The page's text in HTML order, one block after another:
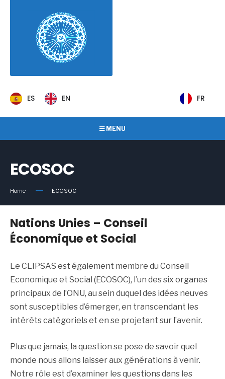
FR
ES EN
MENU
ECOSOC
Home ECOSOC
Nations Unies – Conseil
Économique et Social
Le CLIPSAS est également membre du Conseil
Economique et Social (ECOSOC), l’un des six organes
principaux de l’ONU, au sein duquel des idées neuves
sont susceptibles d’émerger, en transcendant les
intérêts catégoriels et en se projetant sur l’avenir.
Plus que jamais, la question se pose de savoir quel
monde nous allons laisser aux générations à venir.
Notre rôle est d’examiner les questions dans les